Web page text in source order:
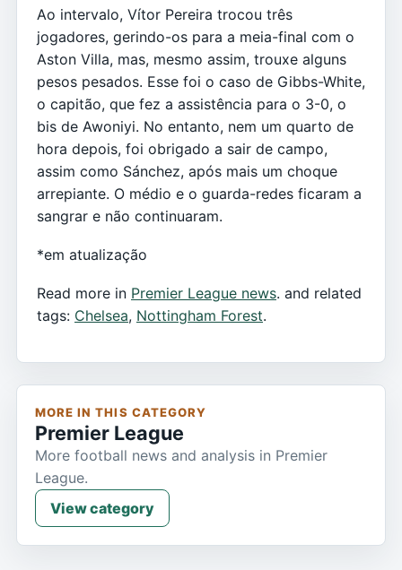
Ao intervalo, Vítor Pereira trocou três
jogadores, gerindo-os para a meia-final com o
Aston Villa, mas, mesmo assim, trouxe alguns
pesos pesados. Esse foi o caso de Gibbs-White,
o capitão, que fez a assistência para o 3-0, o
bis de Awoniyi. No entanto, nem um quarto de
hora depois, foi obrigado a sair de campo,
assim como Sánchez, após mais um choque
arrepiante. O médio e o guarda-redes ficaram a
sangrar e não continuaram.
*em atualização
Read more in Premier League news. and related
tags: Chelsea, Nottingham Forest.
MORE IN THIS CATEGORY
Premier League
More football news and analysis in Premier
League.
View category